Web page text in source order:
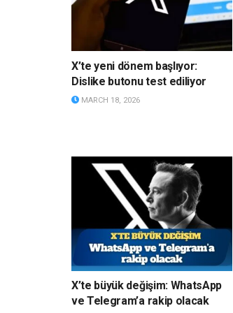
X’te yeni dönem başlıyor:
Dislike butonu test ediliyor
MARCH 18, 2026
X’te büyük değişim: WhatsApp
ve Telegram’a rakip olacak